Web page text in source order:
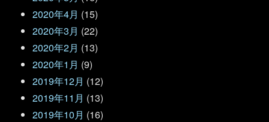
2020年4月 (15)
2020年3月 (22)
2020年2月 (13)
2020年1月 (9)
2019年12月 (12)
2019年11月 (13)
2019年10月 (16)